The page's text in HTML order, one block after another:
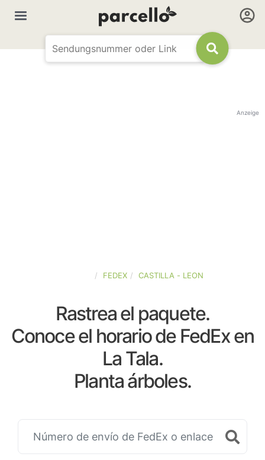
Anzeige
FEDEX CASTILLA - LEON
Rastrea el paquete.
Conoce el horario de FedEx en
La Tala.
Planta árboles.